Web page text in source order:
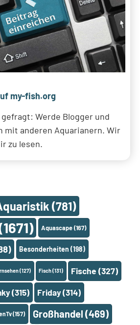
my-fish.org
Werde Blogger und
mit anderen Aquarianern. Wir
zu lesen.
(781)
Aquascape(167)
Besonderheiten (198)
(127) Fisch(131) Fische (327)
(315) Friday(314)
(157) Großhandel (469)